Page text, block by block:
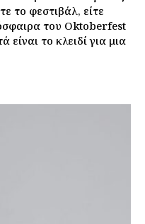
το φεστιβάλ, είτε
του Oktoberfest
το κλειδί για μια